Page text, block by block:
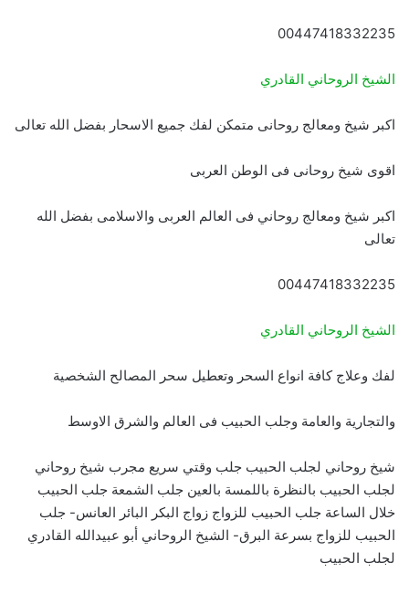
00447418332235
الشيخ الروحاني القادري
اكبر شيخ ومعالج روحانى متمكن لفك جميع الاسحار بفضل الله تعالى
اقوى شيخ روحانى فى الوطن العربى
اكبر شيخ ومعالج روحاني فى العالم العربى والاسلامى بفضل الله
تعالى
00447418332235
الشيخ الروحاني القادري
لفك وعلاج كافة انواع السحر وتعطيل سحر المصالح الشخصية
والتجارية والعامة وجلب الحبيب فى العالم والشرق الاوسط
شيخ روحاني لجلب الحبيب جلب وقتي سريع مجرب شيخ روحاني
لجلب الحبيب بالنظرة باللمسة بالعين جلب الشمعة جلب الحبيب
خلال الساعة جلب الحبيب للزواج زواج البكر البائر العانس- جلب
الحبيب للزواج بسرعة البرق- الشيخ الروحاني أبو عبيدالله القادري
لجلب الحبيب